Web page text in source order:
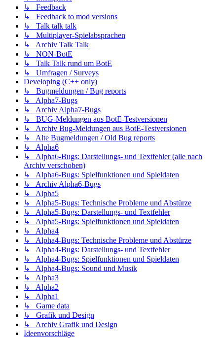
↳ Feedback
↳ Feedback to mod versions
↳ Talk talk talk
↳ Multiplayer-Spielabsprachen
↳ Archiv Talk Talk
↳ NON-BotE
↳ Talk Talk rund um BotE
↳ Umfragen / Surveys
Developing (C++ only)
↳ Bugmeldungen / Bug reports
↳ Alpha7-Bugs
↳ Archiv Alpha7-Bugs
↳ BUG-Meldungen aus BotE-Testversionen
↳ Archiv Bug-Meldungen aus BotE-Testversionen
↳ Alte Bugmeldungen / Old Bug reports
↳ Alpha6
↳ Alpha6-Bugs: Darstellungs- und Textfehler (alle nach
Archiv verschoben)
↳ Alpha6-Bugs: Spielfunktionen und Spieldaten
↳ Archiv Alpha6-Bugs
↳ Alpha5
↳ Alpha5-Bugs: Technische Probleme und Abstürze
↳ Alpha5-Bugs: Darstellungs- und Textfehler
↳ Alpha5-Bugs: Spielfunktionen und Spieldaten
↳ Alpha4
↳ Alpha4-Bugs: Technische Probleme und Abstürze
↳ Alpha4-Bugs: Darstellungs- und Textfehler
↳ Alpha4-Bugs: Spielfunktionen und Spieldaten
↳ Alpha4-Bugs: Sound und Musik
↳ Alpha3
↳ Alpha2
↳ Alpha1
↳ Game data
↳ Grafik und Design
↳ Archiv Grafik und Design
Ideenvorschläge